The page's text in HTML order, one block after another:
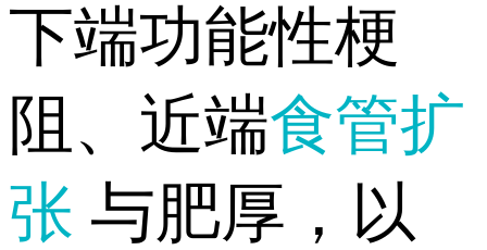
下端功能性梗
阻、近端食管扩
张 与肥厚，以